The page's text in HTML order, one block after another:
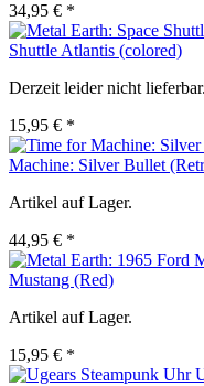
34,95 € *
Shuttle Atlantis (colored)
Derzeit leider nicht lieferbar.
15,95 € *
Machine: Silver Bullet
Artikel auf Lager.
44,95 € *
Mustang (Red)
Artikel auf Lager.
15,95 € *